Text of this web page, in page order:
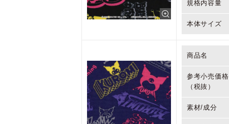
規格内容量
本体サイズ
商品名
参考小売価格
（税抜）
素材/成分